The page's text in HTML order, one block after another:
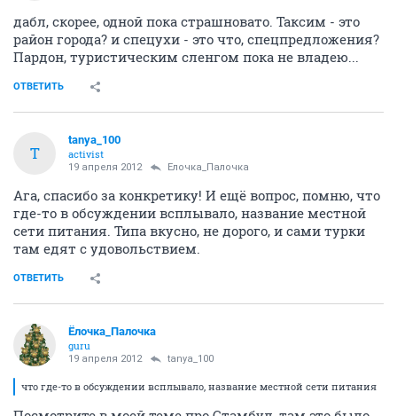
дабл, скорее, одной пока страшновато. Таксим - это
район города? и спецухи - это что, спецпредложения?
Пардон, туристическим сленгом пока не владею...
ОТВЕТИТЬ
T
tanya_100
activist
19 апреля 2012 Ёлочка_Палочка
Ага, спасибо за конкретику! И ещё вопрос, помню, что
где-то в обсуждении всплывало, название местной
сети питания. Типа вкусно, не дорого, и сами турки
там едят с удовольствием.
ОТВЕТИТЬ
Ёлочка_Палочка
guru
19 апреля 2012 tanya_100
что где-то в обсуждении всплывало, название местной сети питания